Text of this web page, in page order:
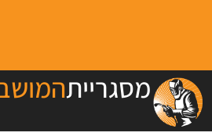
מסגריית